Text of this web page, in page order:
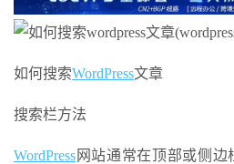
如何搜索WordPress文章
搜索栏方法
WordPress 网站通常在顶部或侧